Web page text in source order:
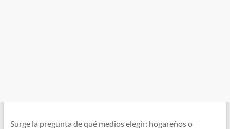
Surge la pregunta de qué medios elegir: hogareños o